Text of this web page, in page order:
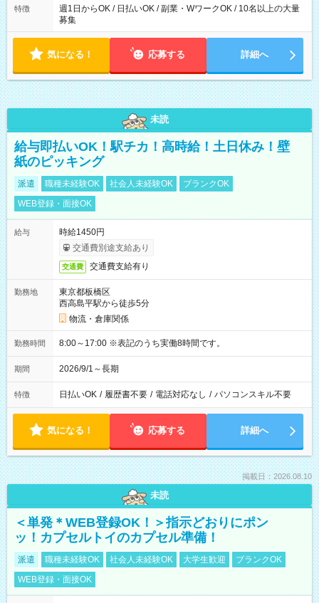
特徴
週1日からOK / 日払いOK / 副業・WワークOK / 10名以上の大量
募集
気になる！ 応募する 詳細へ
未読
給与即払いOK！駅チカ！高時給！土日休み！壁
紙のピッキング
派遣 職種未経験OK 社会人未経験OK
ブランクOK
WEB登録・面接OK
給与
時給1450円
交通費別途支給あり
交通費 交通費支給有り
勤務地
東京都板橋区
西高島平駅から徒歩5分
物流・倉庫関係
勤務時間 8:00～17:00 ※表記のうち実働8時間です。
期間 2026/9/1～長期
特徴 日払いOK / 履歴書不要 / 電話対応なし / パソコンスキル不要
気になる！ 応募する 詳細へ
掲載日：2026.08.10
未読
＜単発＊WEB登録OK！＞指示どおりにポン
ッ！カプセルトイのカプセル準備！
派遣 職種未経験OK 社会人未経験OK 大学生歓迎
ブランクOK
WEB登録・面接OK